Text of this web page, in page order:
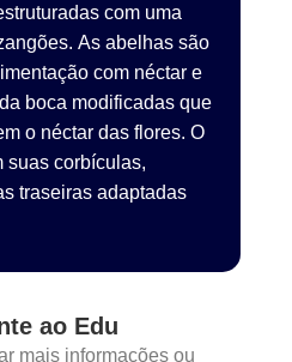
com uma
As abelhas são
com néctar e
boca modificadas que
o néctar das flores. O
suas corbículas,
traseiras adaptadas
ao Edu
mais informações ou